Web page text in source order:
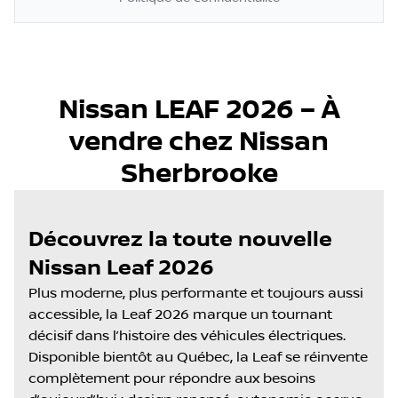
Nissan LEAF 2026 – À
vendre chez Nissan
Sherbrooke
Découvrez la toute nouvelle
Nissan Leaf 2026
Plus moderne, plus performante et toujours aussi
accessible, la Leaf 2026 marque un tournant
décisif dans l’histoire des véhicules électriques.
Disponible bientôt au Québec, la Leaf se réinvente
complètement pour répondre aux besoins